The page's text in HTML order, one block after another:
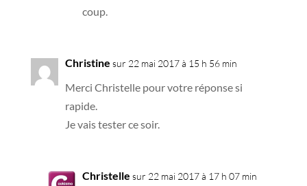
coup.
Christine sur 22 mai 2017 à 15 h 56 min
Merci Christelle pour votre réponse si
rapide.
Je vais tester ce soir.
Christelle sur 22 mai 2017 à 17 h 07 min